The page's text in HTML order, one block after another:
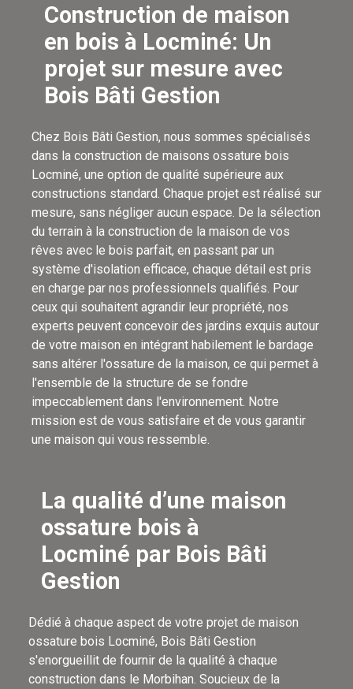
Construction de maison
en bois à Locminé: Un
projet sur mesure avec
Bois Bâti Gestion
Chez Bois Bâti Gestion, nous sommes spécialisés
dans la construction de maisons ossature bois
Locminé, une option de qualité supérieure aux
constructions standard. Chaque projet est réalisé sur
mesure, sans négliger aucun espace. De la sélection
du terrain à la construction de la maison de vos
rêves avec le bois parfait, en passant par un
système d'isolation efficace, chaque détail est pris
en charge par nos professionnels qualifiés. Pour
ceux qui souhaitent agrandir leur propriété, nos
experts peuvent concevoir des jardins exquis autour
de votre maison en intégrant habilement le bardage
sans altérer l'ossature de la maison, ce qui permet à
l'ensemble de la structure de se fondre
impeccablement dans l'environnement. Notre
mission est de vous satisfaire et de vous garantir
une maison qui vous ressemble.
La qualité d’une maison
ossature bois à
Locminé par Bois Bâti
Gestion
Dédié à chaque aspect de votre projet de maison
ossature bois Locminé, Bois Bâti Gestion
s'enorgueillit de fournir de la qualité à chaque
construction dans le Morbihan. Soucieux de la